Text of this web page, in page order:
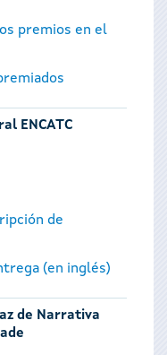
premios en el
ENCATC
de
(en inglés)
de Narrativa